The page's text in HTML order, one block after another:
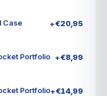
Case +€20,95
Portfolio +€8,99
Portfolio+€14,99